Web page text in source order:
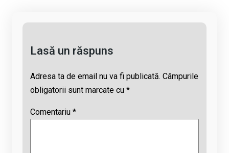
Lasă un răspuns
Adresa ta de email nu va fi publicată. Câmpurile
obligatorii sunt marcate cu *
Comentariu *